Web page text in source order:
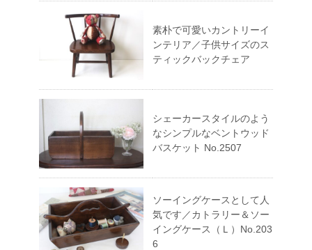
素朴で可愛いカントリーイ
ンテリア／子供サイズのス
ティックバックチェア
シェーカースタイルのよう
なシンプルなベントウッド
バスケット No.2507
ソーイングケースとして人
気です／カトラリー＆ソー
イングケース（Ｌ）No.203
6